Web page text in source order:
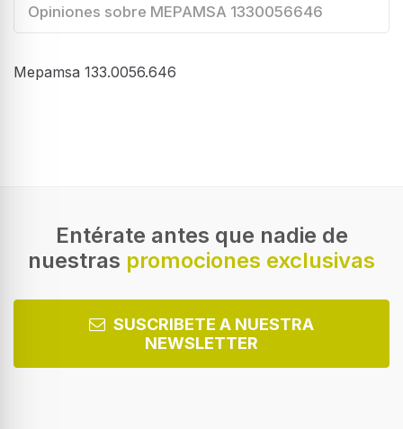
Opiniones sobre MEPAMSA 1330056646
Mepamsa 133.0056.646
Entérate antes que nadie de
nuestras promociones exclusivas
SUSCRIBETE A NUESTRA
NEWSLETTER